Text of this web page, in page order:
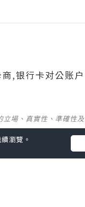
,银行卡对公账户
場、真實性、準確性
瀏覽。